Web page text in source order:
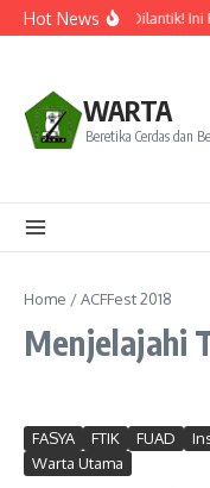
Lewati ke konten
Hot NewsResmi Dilantik! Ini
WARTA
Beretika Cerdas dan
Home /ACFFest 2018
Menjelajahi
FASYA FTIK FUAD
Warta Utama